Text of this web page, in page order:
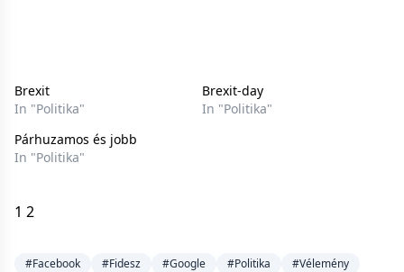
Brexit
In "Politika"
Brexit-day
In "Politika"
Párhuzamos és jobb
In "Politika"
1 2
#Facebook #Fidesz #Google #Politika #Vélemény